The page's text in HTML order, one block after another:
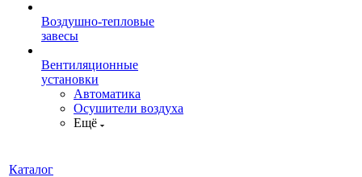
Воздушно-тепловые
завесы
Вентиляционные
установки
Автоматика
Осушители воздуха
Ещё
Каталог